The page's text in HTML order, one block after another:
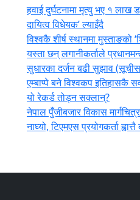
हवाई दुर्घटनामा मृत्यु भए १ लाख
दायित्व विधेयक’ ल्याइँदै
विश्वकै शीर्ष स्थानमा मुस्ताङको
यस्ता छन् लगानीकर्ताले
सुधारका दर्जन बढी सुझाव
एम्बाप्पे बने विश्वकप इतिहासकै
यो रेकर्ड तोड्न सक्लान्?
नेपाल पुँजीबजार विकास
नाघ्यो, टिएमएस प्रयोगकर्ता